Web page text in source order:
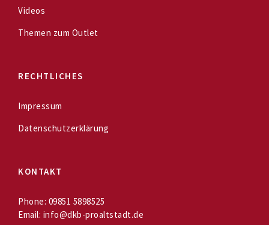
Videos
Themen zum Outlet
RECHTLICHES
Impressum
Datenschutzerklärung
KONTAKT
Phone: 09851 5898525
Email: info@dkb-proaltstadt.de